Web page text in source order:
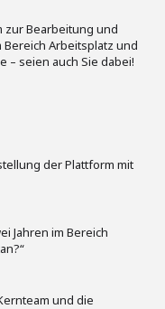
zur Bearbeitung und
Arbeitsplatz und
– seien auch Sie dabei!
der Plattform mit
Jahren im Bereich
und die